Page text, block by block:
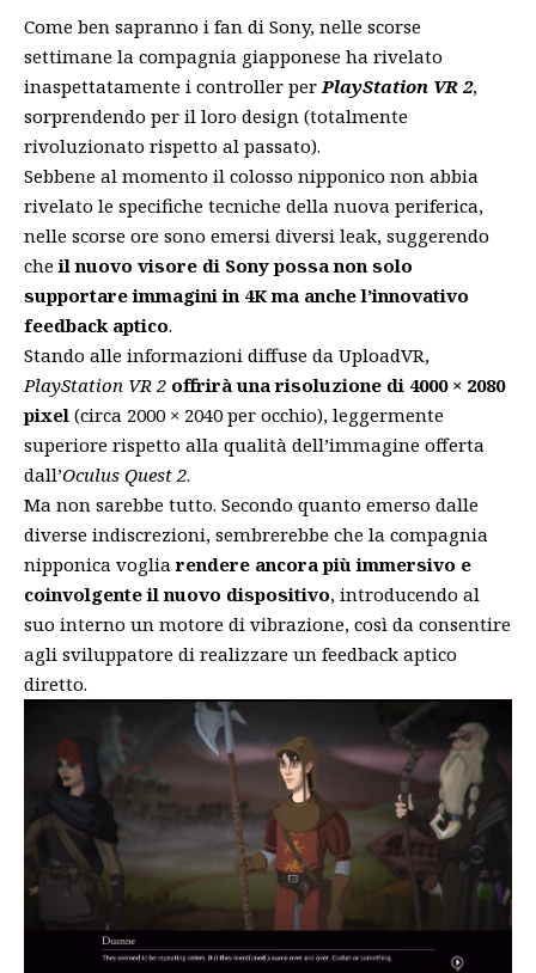
Come ben sapranno i fan di Sony, nelle scorse
settimane la compagnia giapponese ha rivelato
inaspettatamente i controller per PlayStation VR 2,
sorprendendo per il loro design (totalmente
rivoluzionato rispetto al passato).
Sebbene al momento il colosso nipponico non abbia
rivelato le specifiche tecniche della nuova periferica,
nelle scorse ore sono emersi diversi leak, suggerendo
cheil nuovo visore di Sony possa non solo
supportare immagini in 4K ma anche l’innovativo
feedback aptico.
Stando alle informazioni diffuse da UploadVR,
PlayStation VR 2 offrirà una risoluzione di 4000 × 2080
pixel (circa 2000 × 2040 per occhio), leggermente
superiore rispetto alla qualità dell’immagine offerta
dall’Oculus Quest 2.
Ma non sarebbe tutto. Secondo quanto emerso dalle
diverse indiscrezioni, sembrerebbe che la compagnia
nipponica vogliarendere ancora più immersivo e
coinvolgente il nuovo dispositivo, introducendo al
suo interno un motore di vibrazione, così da consentire
agli sviluppatore di realizzare un feedback aptico
diretto.